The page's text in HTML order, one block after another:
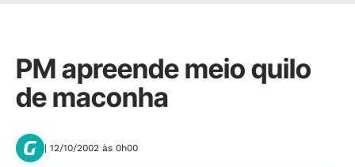
PM apreende meio quilo
de maconha
| 12/10/2002 às 0h00